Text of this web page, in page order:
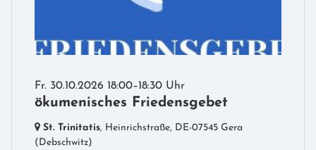
Fr. 30.10.2026 18:00–18:30 Uhr
ökumenisches Friedensgebet
St. Trinitatis, Heinrichstraße, DE-07545 Gera
(Debschwitz)